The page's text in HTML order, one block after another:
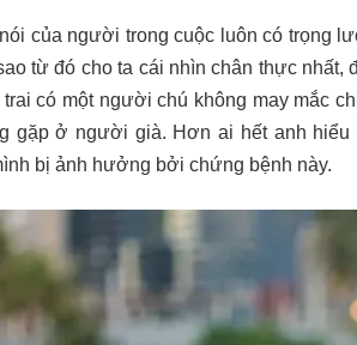
của người trong cuộc luôn có trọng
từ đó cho ta cái nhìn chân thực
trai có một người chú không may mắc
gặp ở người già. Hơn ai hết anh
bị ảnh hưởng bởi chứng bệnh này.